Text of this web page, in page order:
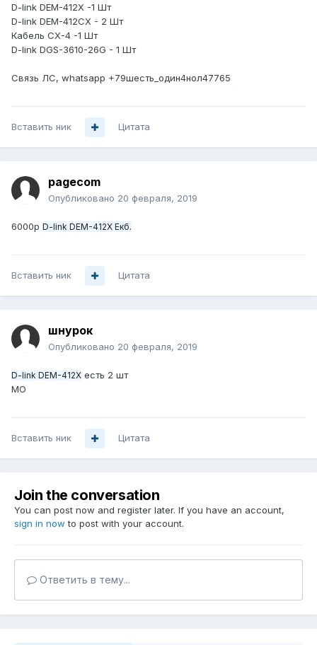
D-link DEM-412X -1 Шт
D-link DEM-412CX - 2 Шт
Кабель CX-4 -1 Шт
D-link DGS-3610-26G - 1 Шт
Связь ЛС, whatsapp +79шесть_один4нол47765
Вставить ник Цитата
pagecom
Опубликовано 20 февраля, 2019
6000р D-link DEM-412X Екб.
Вставить ник Цитата
шнурок
Опубликовано 20 февраля, 2019
D-link DEM-412X есть 2 шт
МО
Вставить ник Цитата
Join the conversation
You can post now and register later. If you have an account,
sign in now to post with your account.
Ответить в тему...